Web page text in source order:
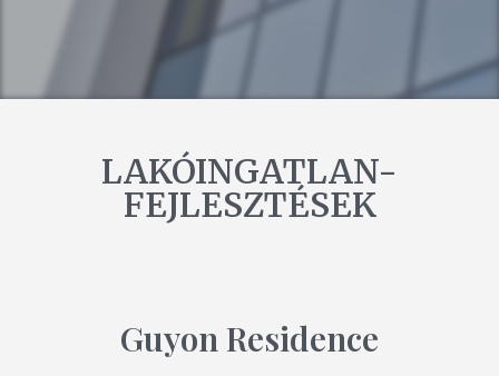
LAKÓINGATLAN-
FEJLESZTÉSEK
Guyon Residence